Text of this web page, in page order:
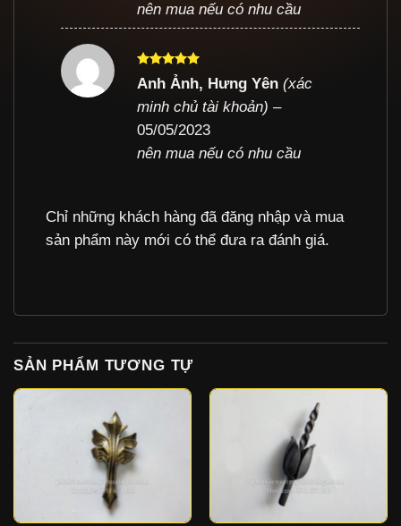
nên mua nếu có nhu cầu
Được xếp
sao
Anh Ảnh, Hưng Yên(xác
minh chủ tài khoản) –
05/05/2023
nên mua nếu có nhu cầu
Chỉ những khách hàng đã đăng nhập và mua
sản phẩm này mới có thể đưa ra đánh giá.
SẢN PHẨM TƯƠNG TỰ